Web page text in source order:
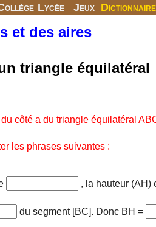
Lycée Jeux Dictionnaire
et des aires
triangle équilatéral
côté a du triangle équilatéral
les phrases suivantes :
, la hauteur (AH)
du segment [BC]. Donc BH =